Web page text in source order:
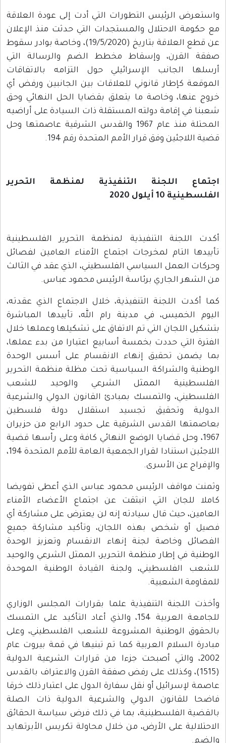
واستعرض الرئيس التطورات التي أدت إلى عودة العلاقة
مع حكومة الاحتلال والمستجدات التي حدثت منذ الإعلان
عن قطع العلاقة بتاريخ (19/5/2020)، وخاصة بوادر سقوط
صفقة القرن، وإسقاط مخطط الضم والرسالة التي
أرسلها الجانب الإسرائيلي حول التزامه بالاتفاقات
الموقعة كإطار قانوني للعلاقات بين الجانبين ورفض أي
خروج عنها، وخاصة ما يتعلق بقضايا الحل النهائي وحق
شعبنا في إقامة دولته المستقلة ذات السيادة على أراضيه
المحتلة منذ عام 1967 والقدس الشرقية عاصمتها وحل
قضية اللاجئين وفق قرار الأمم المتحدة رقم 194.
اجتماع اللجنة التنفيذية لمنظمة التحرير
الفلسطينية 10 أيلول 2020
أكدت اللجنة التنفيذية لمنظمة التحرير الفلسطينية
تأييدها التام لمخرجات اجتماع الأمناء العامين لفصائل
وحركات العمل السياسي الفلسطيني، الذي عقد في الثالث
من الشهر الجاري برئاسة الرئيس محمود عباس.
كما أكدت اللجنة التنفيذية، خلال الاجتماع الذي عقدته،
اليوم الخميس، في مدينة رام الله، تأييدها المباشرة
بتشكيل اللجان التي تم الاتفاق على تشكيلها وعملها خلال
الفترة التي حددت بخمسة أسابيع اعتبارا من بدء عملها،
بما يضمن تحقيق إنهاء الانقسام على أسس الوحدة
الوطنية والشراكة السياسية تحت مظلة منظمة التحرير
الفلسطينية الممثل الشرعي والوحيد للشعب
الفلسطيني، والتمسك بمبادئ القانون الدولي والشرعية
الدولية وتحقيق تجسيد استقلال دولة فلسطين
بعاصمتها القدس الشرقية على حدود الرابع من حزيران
1967، وحل قضايا الوضع النهائي كافة وعلى رأسها قضية
اللاجئين استنادا لقرار الجمعية العامة للأمم المتحدة 194،
والإفراج عن الأسرى.
وثمنت مواقف الرئيس محمود عباس الذي أعطى تفويضا
كاملا للجان التي انبثقت عن اجتماع الأعضاء الأمناء
العامين، حيث قال سيادته إنه لن يعترض على مشاركة أي
فصيل أو شخص بهذه اللجان، وتأكيد مشاركة جميع
الفصائل وخاصة لجنة إنهاء الانقسام وتعزيز الوحدة
الوطنية في إطار منظمة التحرير، الممثل الشرعي والوحيد
للشعب الفلسطيني، ولجنة القيادة الوطنية الموحدة
للمقاومة الشعبية.
وأخذت اللجنة التنفيذية علما بقرارات المجلس الوزاري
للجامعة العربية 154، والذي أعاد التأكيد على التمسك
بالحقوق الوطنية المشروعة للشعب الفلسطيني، وعلى
مبادرة السلام العربية كما تم تبنيها في قمة بيروت عام
2002، والتي أصبحت جزءا من قرارات الشرعية الدولية
(1515)، وكذلك على رفض صفقة القرن والاعتراف بالقدس
عاصمة لإسرائيل أو نقل سفارة الدول على اعتبار ذلك خرقا
فاضحا للقانون الدولي والشرعية الدولية ذات الصلة
بالقضية الفلسطينية، بما في ذلك فرض سياسة الحقائق
الاحتلالية على الأرض، من خلال محاولة تكريس الأبرتهايد
والضم.